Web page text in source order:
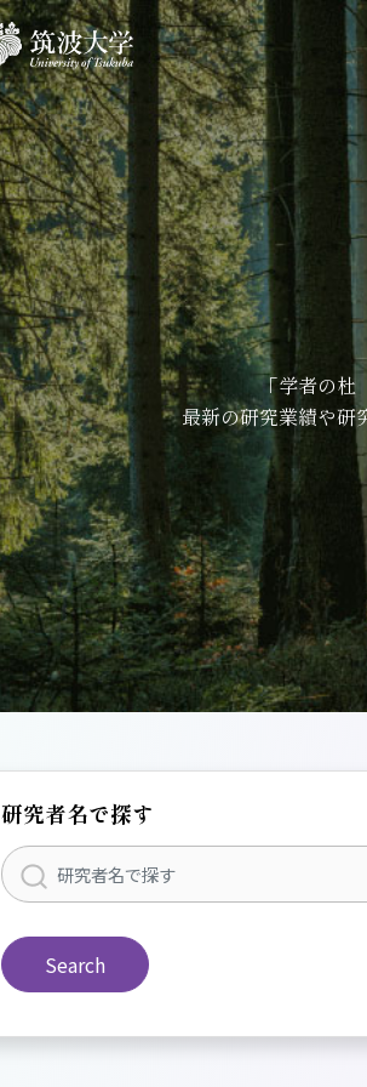
「学者の杜
最新の研究業績や研
研究者名で探す
Search